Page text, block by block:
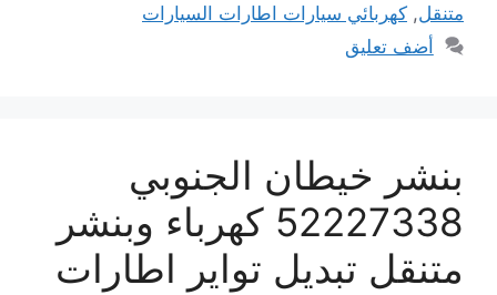
متنقل, كهربائي سيارات اطارات السيارات
أضف تعليق
بنشر خيطان الجنوبي
52227338 كهرباء وبنشر
متنقل تبديل تواير اطارات